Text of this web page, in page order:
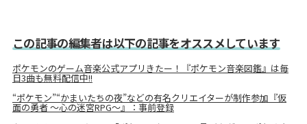
この記事の編集者は以下の記事をオススメしています
ポケモンのゲーム音楽公式アプリきたー！『ポケモン音楽図鑑』は毎
日3曲も無料配信中!!
“ポケモン”“かまいたちの夜”などの有名クリエイターが制作参加『仮
面の勇者 ～心の迷宮RPG～』：事前登録